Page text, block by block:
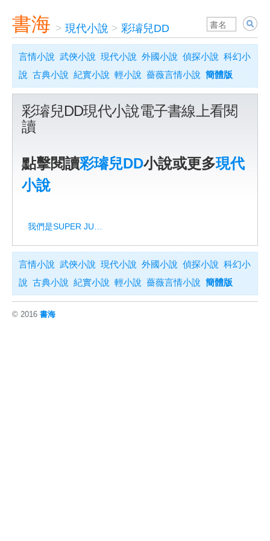
書海 > 現代小說 > 彩璿兒DD
言情小說 武俠小說 現代小說 外國小說 偵探小說 科幻小
說 古典小說 紀實小說 輕小說 薔薇言情小說 簡體版
彩璿兒DD現代小說電子書線上看閱
讀
點擊閱讀彩璿兒DD小說或更多現代
小說
言情小說 武俠小說 現代小說 外國小說 偵探小說 科幻小
說 古典小說 紀實小說 輕小說 薔薇言情小說 簡體版
© 2016 書海